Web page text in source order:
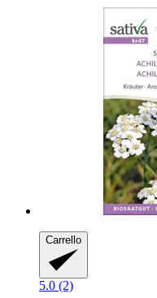
Carrello
5.0 (2)